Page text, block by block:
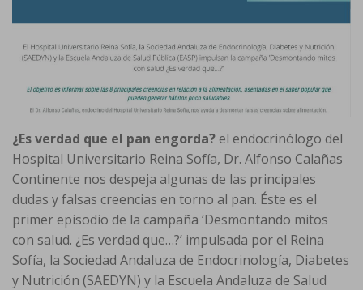
¿Es verdad que el pan engorda? el endocrinólogo del
Hospital Universitario Reina Sofía, Dr. Alfonso Calañas
Continente nos despeja algunas de las principales
dudas y falsas creencias en torno al pan. Éste es el
primer episodio de la campaña ‘Desmontando mitos
con salud. ¿Es verdad que…?’ impulsada por el Reina
Sofía, la Sociedad Andaluza de Endocrinología, Diabetes
y Nutrición (SAEDYN) y la Escuela Andaluza de Salud